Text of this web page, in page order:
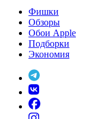
Фишки
Обзоры
Обои Apple
Подборки
Экономия